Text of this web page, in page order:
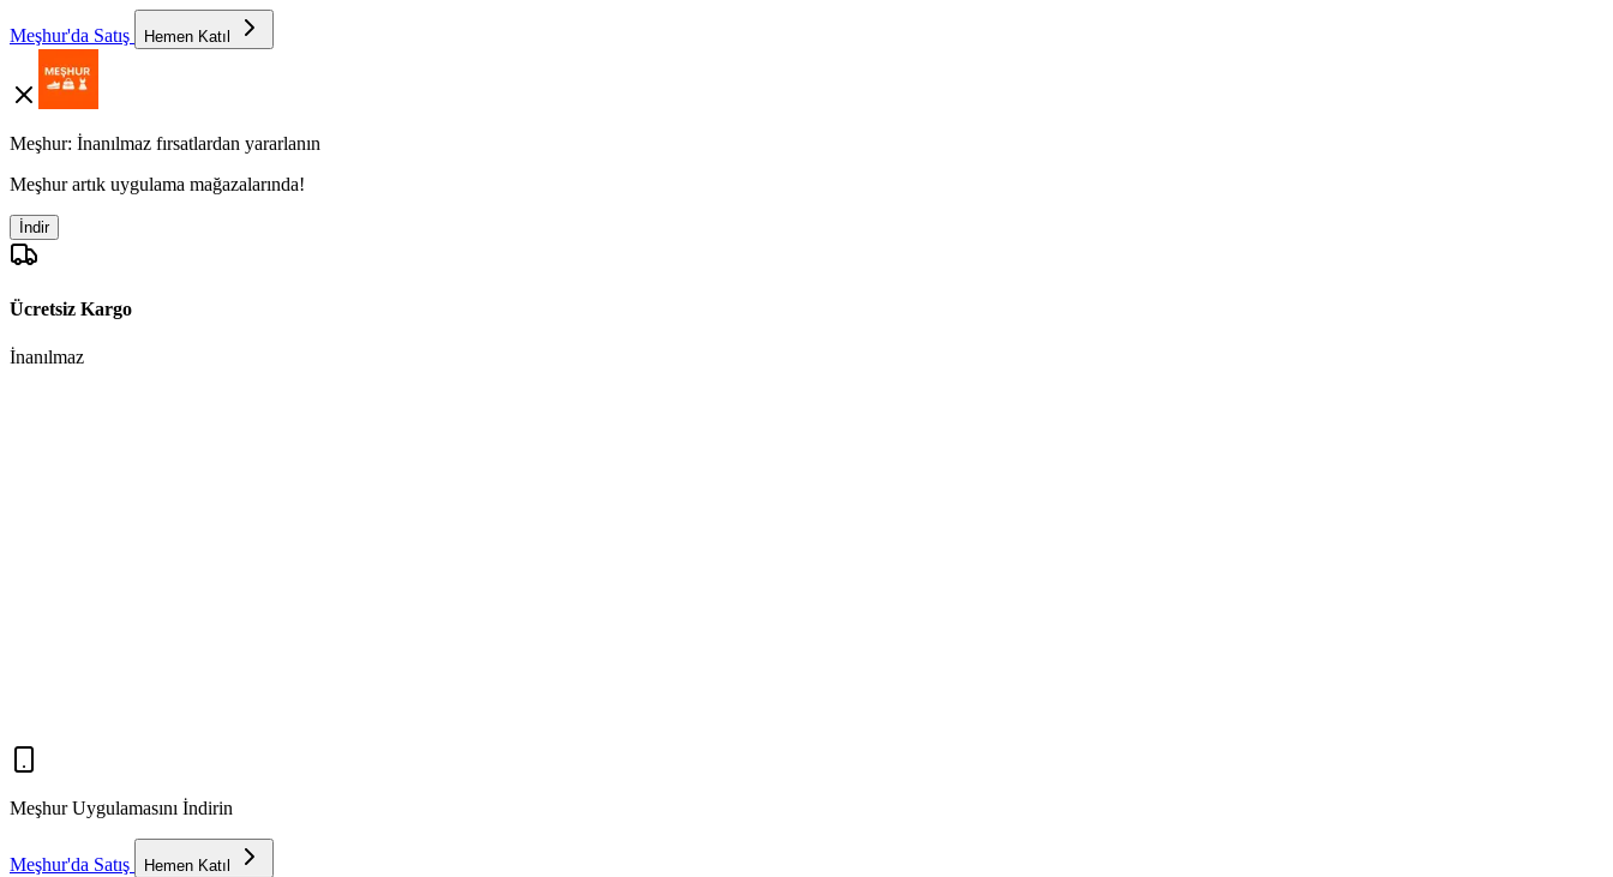
Meşhur'da Satış Hemen Katıl
Meşhur: İnanılmaz fırsatlardan yararlanın
Meşhur artık uygulama mağazalarında!
İndir
Ücretsiz Kargo
İnanılmaz
Meşhur Uygulamasını İndirin
Meşhur'da Satış Hemen Katıl